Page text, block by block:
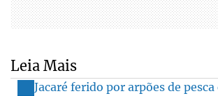
Leia Mais
Jacaré ferido por arpões de